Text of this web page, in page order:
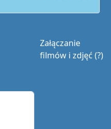
Załączanie
filmów i zdjęć (?)